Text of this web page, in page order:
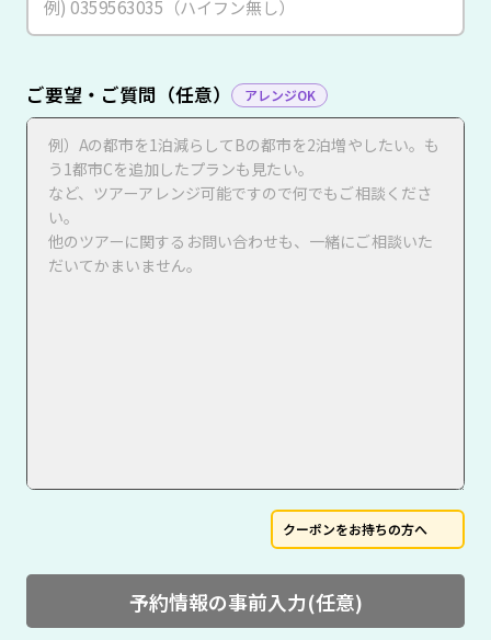
ご要望・ご質問（任意） アレンジOK
クーポンをお持ちの方へ
予約情報の事前入力(任意)